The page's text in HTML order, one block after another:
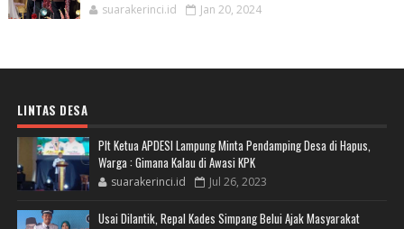
suarakerinci.id Jan 20, 2024
LINTAS DESA
Plt Ketua APDESI Lampung Minta Pendamping Desa di Hapus,
Warga : Gimana Kalau di Awasi KPK
suarakerinci.id Jul 26, 2023
Usai Dilantik, Repal Kades Simpang Belui Ajak Masyarakat